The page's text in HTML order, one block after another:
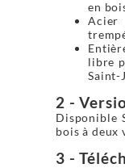
en
Acier
libre
Saint-
2 -
Disponible
bois à
3 -